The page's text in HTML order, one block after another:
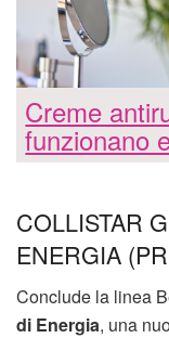
Creme
funzionano
COLLISTAR
ENERGIA
Conclude la linea
di Energia, una